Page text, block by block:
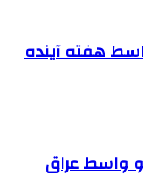
هفته آینده
و واسط عراق